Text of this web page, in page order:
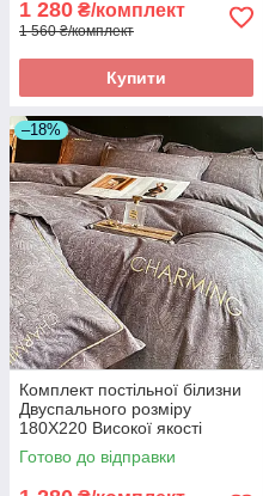
1 280 ₴/комплект
1 560 ₴/комплект
Купити
–18%
Комплект постільної білизни
Двуспального розміру
180Х220 Високої якості
Готово до відправки